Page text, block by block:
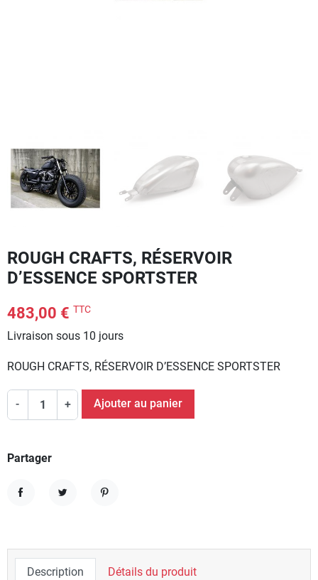
ROUGH CRAFTS, RÉSERVOIR
D’ESSENCE SPORTSTER
483,00 € TTC
Livraison sous 10 jours
ROUGH CRAFTS, RÉSERVOIR D’ESSENCE SPORTSTER
- + Ajouter au panier
Partager
Description Détails du produit